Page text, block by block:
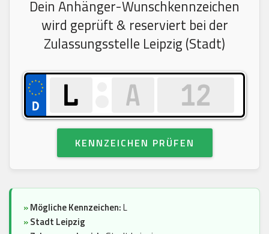
Dein Anhänger-Wunschkennzeichen
wird geprüft & reserviert bei der
Zulassungsstelle Leipzig (Stadt)
KENNZEICHEN PRÜFEN
»Mögliche Kennzeichen:L
»Stadt Leipzig